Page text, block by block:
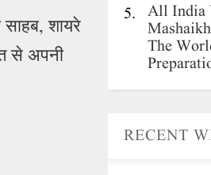
साहब, शायरे
से अपनी
5. All India
The
RECENT